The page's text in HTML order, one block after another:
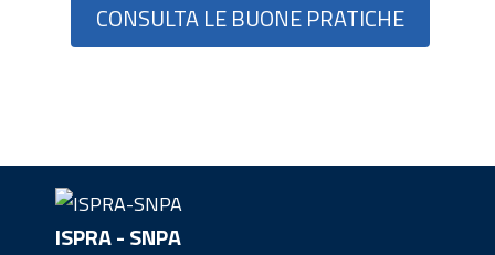
CONSULTA LE BUONE PRATICHE
ISPRA - SNPA